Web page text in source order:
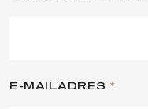
E-MAILADRES *